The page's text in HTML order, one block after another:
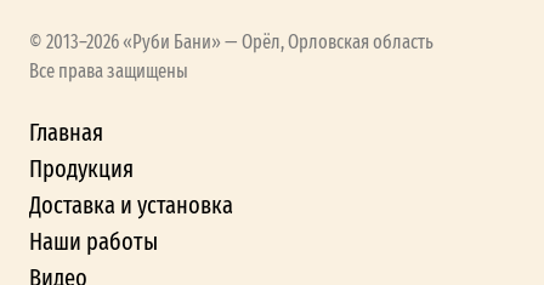
© 2013–2026 «Руби Бани» — Орёл, Орловская область
Все права защищены
Главная
Продукция
Доставка и установка
Наши работы
Видео